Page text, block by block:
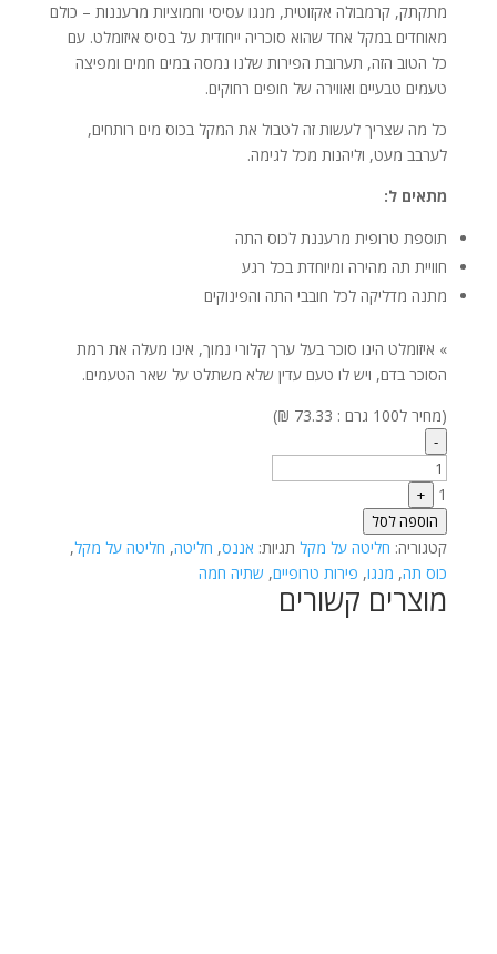
מתקתק, קרמבולה אקזוטית, מנגו עסיסי וחמוציות מרעננות – כולם
מאוחדים במקל אחד שהוא סוכריה ייחודית על בסיס איזומלט. עם
כל הטוב הזה, תערובת הפירות שלנו נמסה במים חמים ומפיצה
טעמים טבעיים ואווירה של חופים רחוקים.
כל מה שצריך לעשות זה לטבול את המקל בכוס מים רותחים,
לערבב מעט, וליהנות מכל לגימה.
מתאים ל:
תוספת טרופית מרעננת לכוס התה
חוויית תה מהירה ומיוחדת בכל רגע
מתנה מדליקה לכל חובבי התה והפינוקים
» איזומלט הינו סוכר בעל ערך קלורי נמוך, אינו מעלה את רמת
הסוכר בדם, ויש לו טעם עדין שלא משתלט על שאר הטעמים.
(מחיר ל100 גרם : 73.33 ₪)
Quantity-
1
+
הוספה לסל
קטגוריה: חליטה על מקל תגיות: אננס, חליטה, חליטה על מקל,
כוס תה, מנגו, פירות טרופיים, שתיה חמה
מוצרים קשורים